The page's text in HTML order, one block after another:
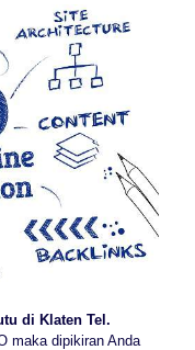
di Klaten Tel.
maka dipikiran Anda